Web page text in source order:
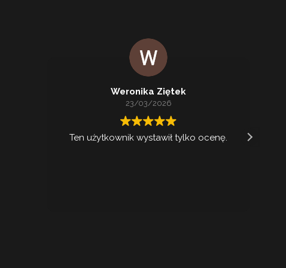
Weronika Ziętek
23/03/2026
Ten użytkownik wystawił tylko ocenę.